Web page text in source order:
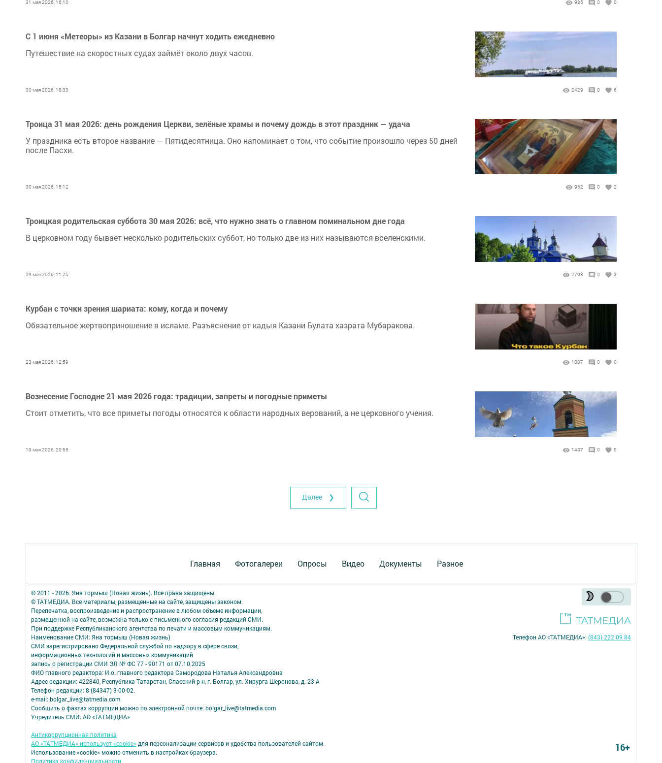
31 мая 2026, 16:10 935 0 0
С 1 июня «Метеоры» из Казани в Болгар начнут ходить ежедневно
Путешествие на скоростных судах займёт около двух часов.
30 мая 2026, 18:33 2429 0 6
Троица 31 мая 2026: день рождения Церкви, зелёные храмы и почему дождь в этот праздник — удача
У праздника есть второе название — Пятидесятница. Оно напоминает о том, что событие произошло через 50 дней
после Пасхи.
30 мая 2026, 15:12 962 0 2
Троицкая родительская суббота 30 мая 2026: всё, что нужно знать о главном поминальном дне года
В церковном году бывает несколько родительских суббот, но только две из них называются вселенскими.
29 мая 2026, 11:25 2798 0 3
Курбан с точки зрения шариата: кому, когда и почему
Обязательное жертвоприношение в исламе. Разъяснение от кадыя Казани Булата хазрата Мубаракова.
23 мая 2026, 12:59 1087 0 0
Вознесение Господне 21 мая 2026 года: традиции, запреты и погодные приметы
Стоит отметить, что все приметы погоды относятся к области народных верований, а не церковного учения.
19 мая 2026, 20:55 1407 0 5
Далее ❯
Главная Фотогалереи Опросы Видео Документы Разное
© 2011 - 2026. Яна тормыш (Новая жизнь). Все права защищены.
© ТАТМЕДИА. Все материалы, размещенные на сайте, защищены законом.
Перепечатка, воспроизведение и распространение в любом объеме информации,
размещенной на сайте, возможна только с письменного согласия редакций СМИ.
При поддержке Республиканского агентства по печати и массовым коммуникациям.
Наименование СМИ: Яна тормыш (Новая жизнь)
СМИ зарегистрировано Федеральной службой по надзору в сфере связи,
информационных технологий и массовых коммуникаций
запись о регистрации СМИ ЭЛ № ФС 77 - 90171 от 07.10.2025
ФИО главного редактора: И.о. главного редактора Самородова Наталья Александровна
Адрес редакции: 422840, Республика Татарстан, Спасский р-н, г. Болгар, ул. Хирурга Шеронова, д. 23 А
Телефон редакции: 8 (84347) 3-00-02.
e-mail: bolgar_live@tatmedia.com
Сообщить о фактах коррупции можно по электронной почте: bolgar_live@tatmedia.com
Учредитель СМИ: АО «ТАТМЕДИА»
Антикоррупционная политика
АО «ТАТМЕДИА» использует «cookie» для персонализации сервисов и удобства пользователей сайтом.
Использование «cookie» можно отменить в настройках браузера.
Политика конфиденциальности
Телефон АО «ТАТМЕДИА»:(843) 222 09 84
16+